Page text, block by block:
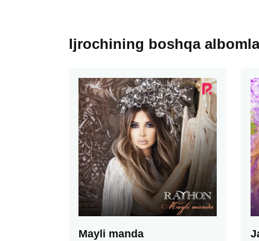
Ijrochining boshqa
Mayli manda